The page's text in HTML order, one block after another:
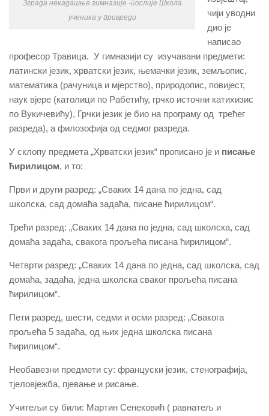
Зграда некадашње гимназије -послије Школа
ученика у привреди
чији уводни
дио је
написао
професор Травица. У гимназији су изучавани предмети:
латински језик, хрватски језик, њемачки језик, земљопис,
математика (рачуница и мјерство), природопис, повијест,
наук вјере (католици по Рабетићу, грчко источни катихизис
по Вукичевићу), Грчки језик је био на програму од трећег
разреда), а филозофија од седмог разреда.
У склопу предмета „Хрватски језик“ прописано је и писање
ћирилицом, и то:
Први и други разред: „Сваких 14 дана по једна, сад
школска, сад домаћа задаћа, писане ћирилицом“.
Трећи разред: „Сваких 14 дана по једна, сад школска, сад
домаћа задаћа, свакога прољећа писана ћирилицом“.
Четврти разред: „Сваких 14 дана по једна, сад школска, сад
домаћа, задаћа, једна школска сваког прољећа писана
ћирилицом“.
Пети разред, шести, седми и осми разред: „Свакога
прољећа 5 задаћа, од њих једна школска писана
ћирилицом“.
Необавезни предмети су: француски језик, стенографија,
тјеловјежба, пјевање и рисање.
Учитељи су били: Мартин Сенековић ( равнатељ и